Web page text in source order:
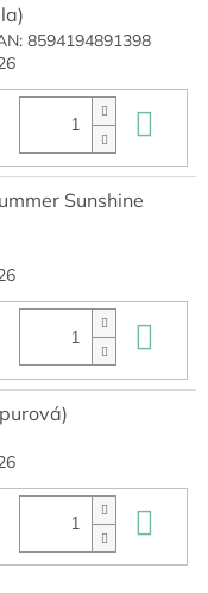
8594194891398
Sunshine